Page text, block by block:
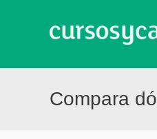
Compara